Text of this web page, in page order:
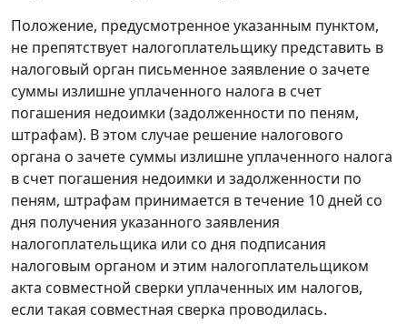
Положение, предусмотренное указанным пунктом,
не препятствует налогоплательщику представить в
налоговый орган письменное заявление о зачете
суммы излишне уплаченного налога в счет
погашения недоимки (задолженности по пеням,
штрафам). В этом случае решение налогового
органа о зачете суммы излишне уплаченного налога
в счет погашения недоимки и задолженности по
пеням, штрафам принимается в течение 10 дней со
дня получения указанного заявления
налогоплательщика или со дня подписания
налоговым органом и этим налогоплательщиком
акта совместной сверки уплаченных им налогов,
если такая совместная сверка проводилась.